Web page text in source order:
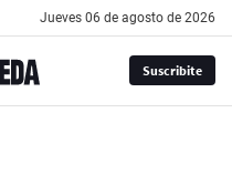
jueves 06 de agosto de 2026
Suscribite